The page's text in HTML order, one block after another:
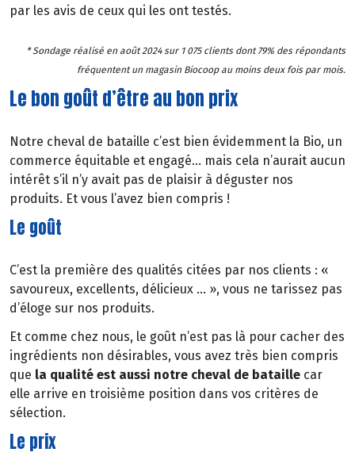
par les avis de ceux qui les ont testés.
* Sondage réalisé en août 2024 sur 1 075 clients dont 79% des répondants
fréquentent un magasin Biocoop au moins deux fois par mois.
Le bon goût d’être au bon prix
Notre cheval de bataille c’est bien évidemment la Bio, un
commerce équitable et engagé… mais cela n’aurait aucun
intérêt s’il n’y avait pas de plaisir à déguster nos
produits. Et vous l’avez bien compris !
Le goût
C’est la première des qualités citées par nos clients : «
savoureux, excellents, délicieux … », vous ne tarissez pas
d’éloge sur nos produits.
Et comme chez nous, le goût n’est pas là pour cacher des
ingrédients non désirables, vous avez très bien compris
que la qualité est aussi notre cheval de bataille car
elle arrive en troisième position dans vos critères de
sélection.
Le prix